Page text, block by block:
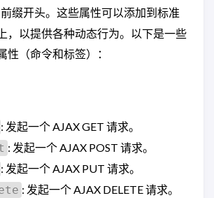
前缀开头。这些属性可以添加到标准
，以提供各种动态行为。以下是一些
性（命令和标签）：
: 发起一个 AJAX GET 请求。
: 发起一个 AJAX POST 请求。
: 发起一个 AJAX PUT 请求。
: 发起一个 AJAX DELETE 请求。